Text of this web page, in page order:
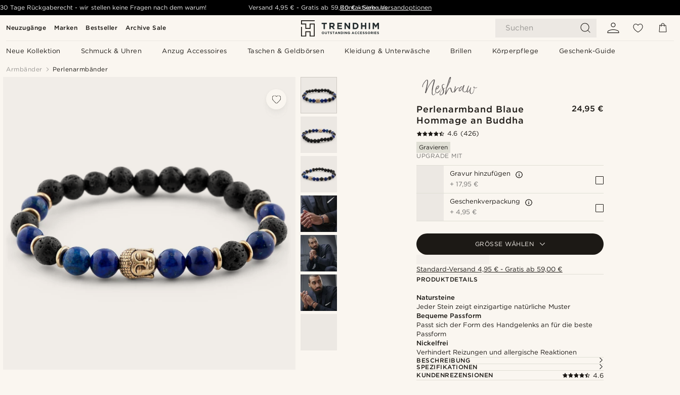
Neuzugänge Marken Bestseller Archive Sale Suchen
Neue Kollektion Schmuck & Uhren Anzug Accessoires Taschen & Geldbörsen Kleidung & Unterwäsche Brillen Körperpflege Geschenk-Guide
30 Tage Rückgaberecht - wir stellen keine Fragen nach dem warum! Versand 4,95 € -Gratis ab 59,00 € - Siehe Versandoptionen
Kontaktiere uns
Armbänder Perlenarmbänder
Perlenarmband Blaue
Hommage an Buddha
24,95 €
4.6 (426)
Gravieren
UPGRADE MIT
Gravur hinzufügen
+17,95 €
Geschenkverpackung
+4,95 €
GRÖSSE WÄHLEN
Standard-Versand 4,95 € - Gratis ab 59,00 €
PRODUKTDETAILS
Natursteine
Jeder Stein zeigt einzigartige natürliche Muster
Bequeme Passform
Passt sich der Form des Handgelenks an für die beste
Passform
Nickelfrei
Verhindert Reizungen und allergische Reaktionen
BESCHREIBUNG
SPEZIFIKATIONEN
KUNDENREZENSIONEN
4.6